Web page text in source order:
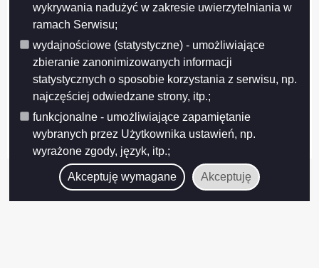
wykrywania nadużyć w zakresie uwierzytelniania w
ramach Serwisu;
wydajnościowe (statystyczne) - umożliwiające
zbieranie zanonimizowanych informacji
statystycznych o sposobie korzystania z serwisu, np.
najczęściej odwiedzane strony, itp.;
funkcjonalne - umożliwiające zapamiętanie
wybranych przez Użytkownika ustawień, np.
wyrażone zgody, język, itp.;
Akceptuję wymagane Akceptuję
Projekt współfinansowany przez Unię Europejską z Europejskiego Funduszu
Rozwoju Regionalnego w ramach Regionalnego Programu Operacyjnego
Województwa Podlaskiego na lata 2007-2013
FUNDUSZE EUROPEJSKIE - DLA ROZWOJU WOJEWÓDZTWA PODLASKIEGO
Urząd Marszałkowski Województwa Podlaskiego – Instytucja Zarządzająca
RPOWP